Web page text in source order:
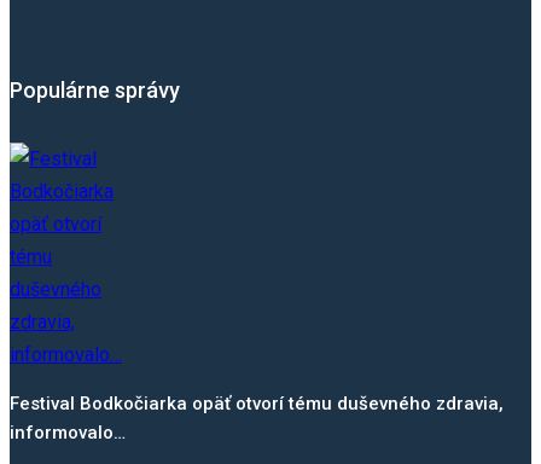
Populárne správy
Festival Bodkočiarka opäť otvorí tému duševného zdravia,
informovalo…